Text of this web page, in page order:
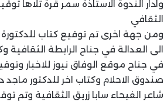
وادار الندوة الاستاذة سمر قرة تلاها
الثقافي
ومن جهة اخرى تم توقيع كتاب
الى العدالة في جناح الرابطة
في جناح موقع الوفاق نيوز للاخبار
صندوق الاحلام وكتاب اخر للدكتور
شاعر الفيحاء سابا زريق الثقافية